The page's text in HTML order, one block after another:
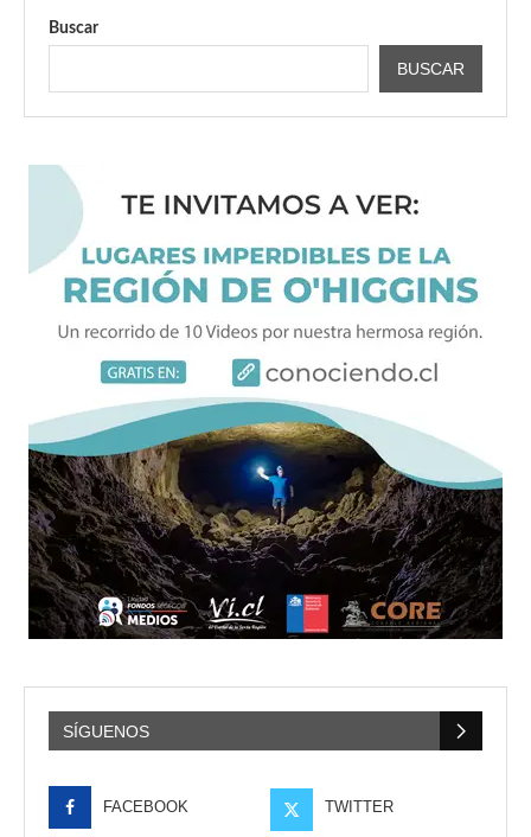
Buscar
BUSCAR
SÍGUENOS
FACEBOOK TWITTER